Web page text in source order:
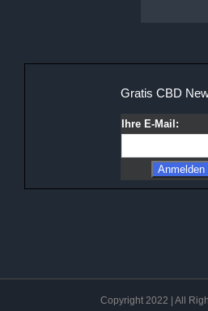
Gratis CBD
Ihre E-Mail:
Copyright 2022 | All